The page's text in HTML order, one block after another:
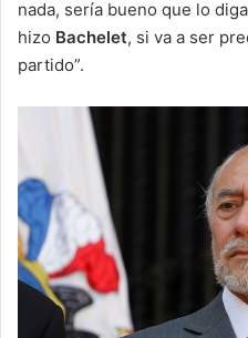
nada, sería bueno que lo
hizo Bachelet, si va a ser
partido”.